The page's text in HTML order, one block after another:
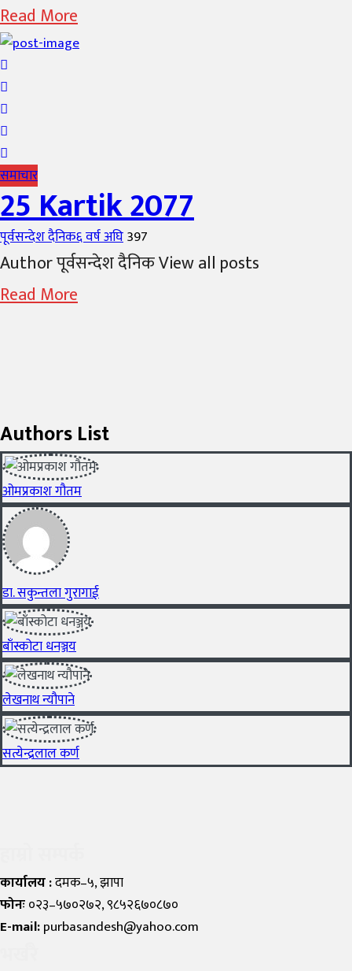
Read More
समाचार
25 Kartik 2077
Author
पूर्वसन्देश दैनिकPosted
on
६ वर्ष अघि397
Author पूर्वसन्देश दैनिक View all posts
Read More
Authors List
ओमप्रकाश गौतम
डा. सकुन्तला गुरागाई
बाँस्कोटा धनञ्जय
लेखनाथ न्यौपाने
सत्येन्द्रलाल कर्ण
कार्यालय :दमक–५, झापा
फोनः०२३–५७०२७२, ९८५२६७०८७०
E-mail:purbasandesh@yahoo.com